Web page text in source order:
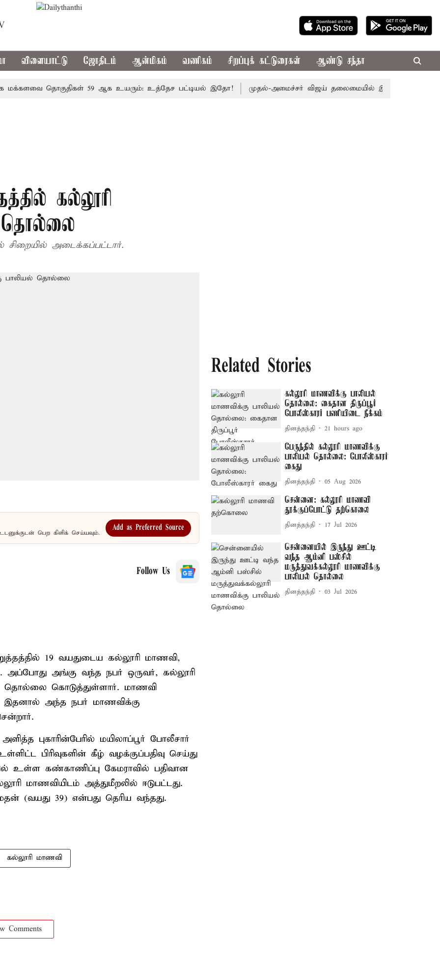
விளையாட்டு ஜோதிடம் ஆன்மிகம் வணிகம் சிறப்புக் கட்டுரைகள் ஆண்டு சந்தா
தொகுதிகள் 59 ஆக உயரும்: உத்தேச பட்டியல் இதோ! முதல்-அமைச்சர் விஜய் தலைமையில் இன்று எம்.பி.க்கள் கூட்டம்:
கல்லூரி
தொல்லை
சிறையில் அடைக்கப்பட்டார்.
பெற கிளிக் செய்யவும்.
Add as Preferred Source
Follow Us
19 வயதுடைய கல்லூரி மாணவி,
அப்போது அங்கு வந்த நபர் ஒருவர், கல்லூரி
தொல்லை கொடுத்துள்ளார். மாணவி
இதனால் அந்த நபர் மாணவிக்கு
புகாரின்பேரில் மயிலாப்பூர் போலீசார்
பிரிவுகளின் கீழ் வழக்குப்பதிவு செய்து
உள்ள கண்காணிப்பு கேமராவில் பதிவான
மாணவியிடம் அத்துமீறலில் ஈடுபட்டது.
(வயது 39) என்பது தெரிய வந்தது.
கல்லூரி மாணவி
Comments
Related Stories
கல்லூரி மாணவிக்கு பாலியல்
தொல்லை: கைதான திருப்பூர்
போலீஸ்காரர் பணியிடை நீக்கம்
தினத்தந்தி 21 hours ago
பேருந்தில் கல்லூரி மாணவிக்கு
பாலியல் தொல்லை: போலீஸ்காரர்
கைது
தினத்தந்தி 05 Aug 2026
சென்னை: கல்லூரி மாணவி
தூக்குப்போட்டு தற்கொலை
தினத்தந்தி 17 Jul 2026
சென்னையில் இருந்து ஊட்டி
வந்த ஆம்னி பஸ்சில்
மருத்துவக்கல்லூரி மாணவிக்கு
பாலியல் தொல்லை
தினத்தந்தி 03 Jul 2026